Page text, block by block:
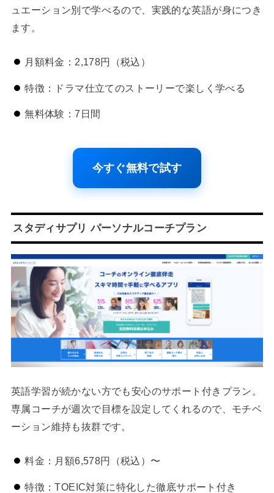
ュエーション別で学べるので、実践的な英語が身につき
ます。
月額料金：2,178円（税込）
特徴：ドラマ仕立てのストーリーで楽しく学べる
無料体験：7日間
今すぐ無料で試す
スタディサプリ パーソナルコーチプラン
英語学習が続かない方でも安心のサポート付きプラン。
専属コーチが週次で目標を設定してくれるので、モチベ
ーション維持も抜群です。
料金：月額6,578円（税込）〜
特徴：TOEIC対策に特化した徹底サポート付き